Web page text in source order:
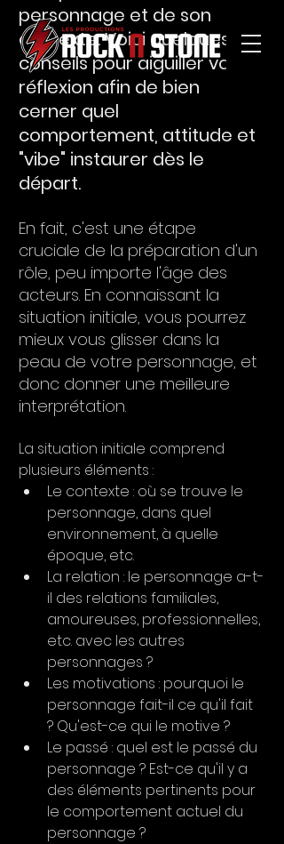
personnage et de son
contexte. Voici quelques
conseils pour aiguiller votre
réflexion afin de bien
cerner quel
comportement, attitude et
"vibe" instaurer dès le
départ.
En fait, c'est une étape
cruciale de la préparation d'un
rôle, peu importe l'âge des
acteurs. En connaissant la
situation initiale, vous pourrez
mieux vous glisser dans la
peau de votre personnage, et
donc donner une meilleure
interprétation.
La situation initiale comprend
plusieurs éléments :
Le contexte : où se trouve le
personnage, dans quel
environnement, à quelle
époque, etc.
La relation : le personnage a-t-
il des relations familiales,
amoureuses, professionnelles,
etc. avec les autres
personnages ?
Les motivations : pourquoi le
personnage fait-il ce qu'il fait
? Qu'est-ce qui le motive ?
Le passé : quel est le passé du
personnage ? Est-ce qu'il y a
des éléments pertinents pour
le comportement actuel du
personnage ?